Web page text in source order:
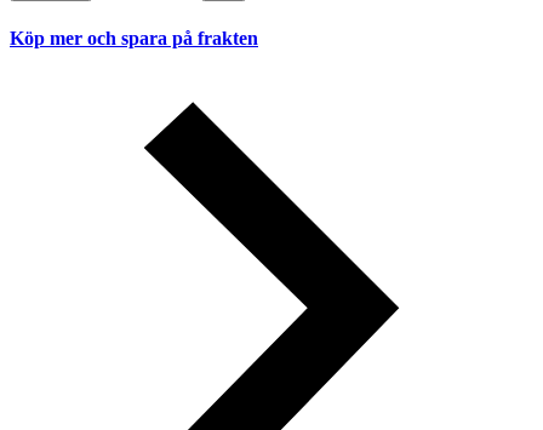
Köp mer och spara på frakten